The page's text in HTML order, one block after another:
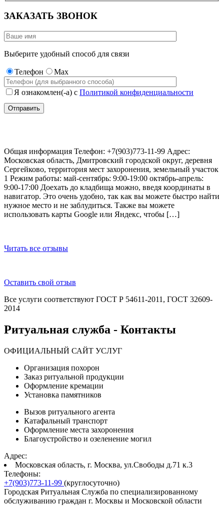
ЗАКАЗАТЬ ЗВОНОК
Выберите удобный способ для связи
Телефон Max
Я ознакомлен(-а) с Политикой конфиденциальности
Общая информация Телефон: +7(903)773-11-99 Адрес:
Московская область, Дмитровский городской округ, деревня
Сергейково, территория мест захоронения, земельный участок
1 Режим работы: май-сентябрь: 9:00-19:00 октябрь-апрель:
9:00-17:00 Доехать до кладбища можно, введя координаты в
навигатор. Это очень удобно, так как вы можете быстро найти
нужное место и не заблудиться. Также вы можете
использовать карты Google или Яндекс, чтобы […]
Читать все отзывы
Оставить свой отзыв
Все услуги соответствуют ГОСТ Р 54611-2011, ГОСТ 32609-
2014
Ритуальная служба - Контакты
ОФИЦИАЛЬНЫЙ САЙТ УСЛУГ
Организация похорон
Заказ ритуальной продукции
Оформление кремации
Установка памятников
Вызов ритуального агента
Катафальный транспорт
Оформление места захоронения
Благоустройство и озеленение могил
Адрес:
Московская область, г. Москва, ул.Свободы д.71 к.3
Телефоны:
+7(903)773-11-99 (круглосуточно)
Городская Ритуальная Служба по специализированному
обслуживанию граждан г. Москвы и Московской области